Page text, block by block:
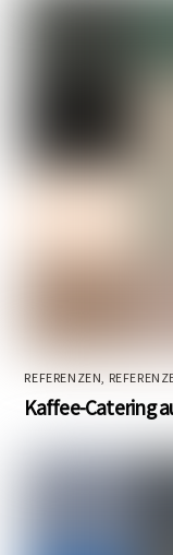
REFERENZEN
Kaffee-Catering